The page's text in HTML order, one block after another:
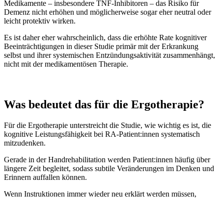
Medikamente – insbesondere TNF-Inhibitoren – das Risiko für
Demenz nicht erhöhen und möglicherweise sogar eher neutral oder
leicht protektiv wirken.
Es ist daher eher wahrscheinlich, dass die erhöhte Rate kognitiver
Beeinträchtigungen in dieser Studie primär mit der Erkrankung
selbst und ihrer systemischen Entzündungsaktivität zusammenhängt,
nicht mit der medikamentösen Therapie.
Was bedeutet das für die Ergotherapie?
Für die Ergotherapie unterstreicht die Studie, wie wichtig es ist, die
kognitive Leistungsfähigkeit bei RA-Patient:innen systematisch
mitzudenken.
Gerade in der Handrehabilitation werden Patient:innen häufig über
längere Zeit begleitet, sodass subtile Veränderungen im Denken und
Erinnern auffallen können.
Wenn Instruktionen immer wieder neu erklärt werden müssen,